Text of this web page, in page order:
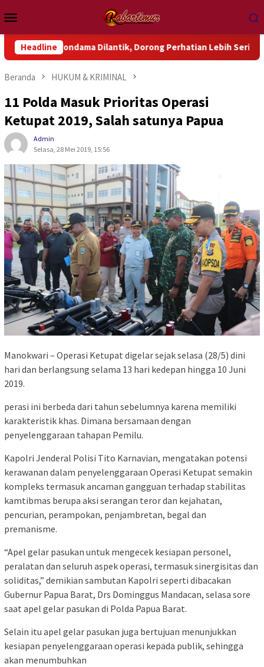
ke
kontenMobile
HeadlineDilantik, Dorong Perhatian Lebih Serius Terhadap Isu
Beranda HUKUM & KRIMINAL
11 Polda Masuk Prioritas Operasi
Ketupat 2019, Salah satunya Papua
Admin
Selasa, 28 Mei 2019, 15:56
Manokwari – Operasi Ketupat digelar sejak selasa (28/5) dini
hari dan berlangsung selama 13 hari kedepan hingga 10 Juni
2019.
perasi ini berbeda dari tahun sebelumnya karena memiliki
karakteristik khas. Dimana bersamaan dengan
penyelenggaraan tahapan Pemilu.
Kapolri Jenderal Polisi Tito Karnavian, mengatakan potensi
kerawanan dalam penyelenggaraan Operasi Ketupat semakin
kompleks termasuk ancaman gangguan terhadap stabilitas
kamtibmas berupa aksi serangan teror dan kejahatan,
pencurian, perampokan, penjambretan, begal dan
premanisme.
“Apel gelar pasukan untuk mengecek kesiapan personel,
peralatan dan seluruh aspek operasi, termasuk sinergisitas dan
soliditas,” demikian sambutan Kapolri seperti dibacakan
Gubernur Papua Barat, Drs Dominggus Mandacan, selasa sore
saat apel gelar pasukan di Polda Papua Barat.
Selain itu apel gelar pasukan juga bertujuan menunjukkan
kesiapan penyelenggaraan operasi kepada publik, sehingga
akan menumbuhkan